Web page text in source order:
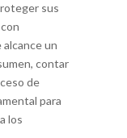
sus
un
contar
de
para
los